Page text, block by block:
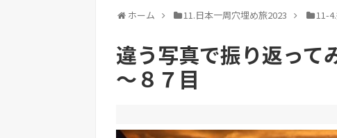
ホーム 11.日本一周穴埋め旅2023 11-
違う写真で振り返っ
～８７目